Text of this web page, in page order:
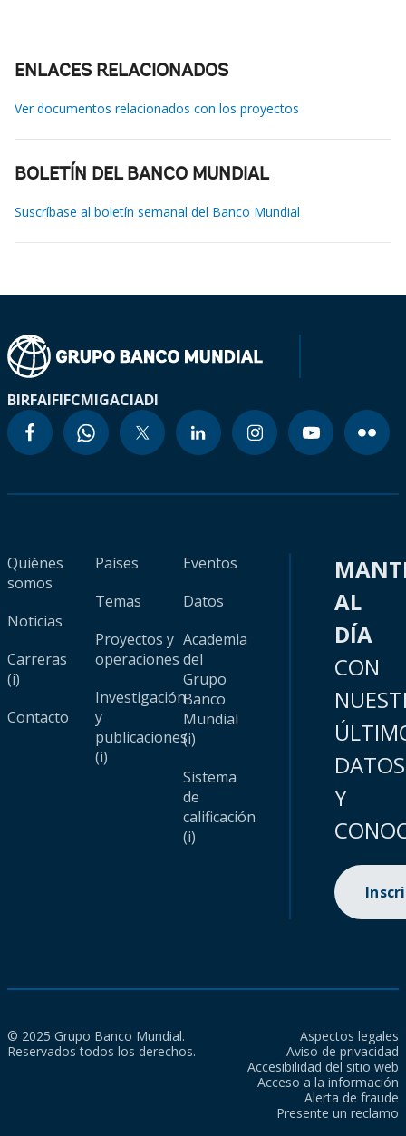
ENLACES RELACIONADOS
Ver documentos relacionados con los proyectos
BOLETÍN DEL BANCO MUNDIAL
Suscríbase al boletín semanal del Banco Mundial
BIRFAIFIFCMIGACIADI
Quiénes
somos
Noticias
Carreras
(i)
Contacto
Países
Temas
Proyectos y
operaciones
Investigación
y
publicaciones
(i)
Eventos
Datos
Academia
del
Grupo
Banco
Mundial
(i)
Sistema
de
calificación
(i)
AL
DÍA
CON
DATOS
Y
© 2025 Grupo Banco Mundial.
Reservados todos los derechos.
Aspectos legales
Aviso de privacidad
Accesibilidad del sitio web
Acceso a la información
Alerta de fraude
Presente un reclamo